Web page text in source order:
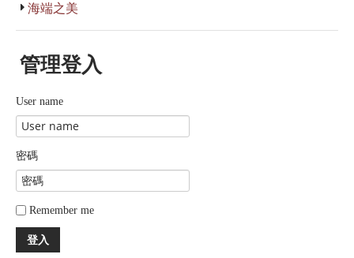
海端之美
管理登入
User name
密碼
Remember me
登入